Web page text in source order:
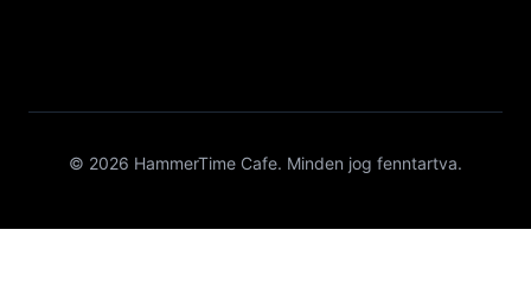
© 2026 HammerTime Cafe. Minden jog fenntartva.